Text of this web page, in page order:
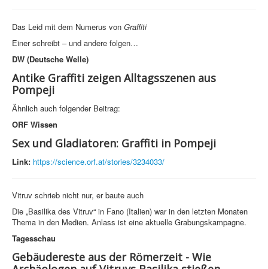
Das Leid mit dem Numerus von Graffiti
Einer schreibt – und andere folgen…
DW (Deutsche Welle)
Antike Graffiti zeigen Alltagsszenen aus
Pompeji
Ähnlich auch folgender Beitrag:
ORF Wissen
Sex und Gladiatoren: Graffiti in Pompeji
Link: https://science.orf.at/stories/3234033/
Vitruv schrieb nicht nur, er baute auch
Die „Basilika des Vitruv“ in Fano (Italien) war in den letzten Monaten
Thema in den Medien. Anlass ist eine aktuelle Grabungskampagne.
Tagesschau
Gebäudereste aus der Römerzeit - Wie